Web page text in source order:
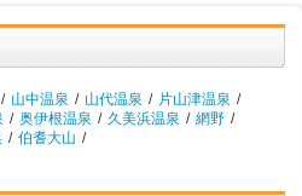
/ 山中温泉 / 山代温泉 / 片山津温泉 /
/ 奥伊根温泉 / 久美浜温泉 / 網野 /
/ 伯耆大山 /